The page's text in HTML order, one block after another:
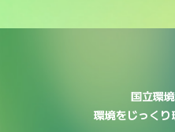
国立環
環境をじっくり